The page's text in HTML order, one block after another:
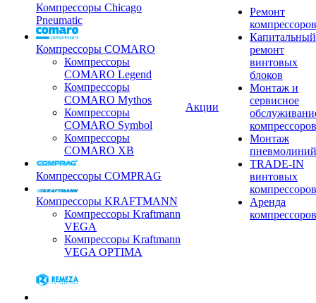
Компрессоры Chicago
Pneumatic
Компрессоры COMARO
Компрессоры
COMARO Legend
Компрессоры
COMARO Mythos
Компрессоры
COMARO Symbol
Компрессоры
COMARO XB
Компрессоры COMPRAG
Компрессоры KRAFTMANN
Компрессоры Kraftmann
VEGA
Компрессоры Kraftmann
VEGA OPTIMA
Акции
Ремонт
компрессоров
Капитальный
ремонт
винтовых
блоков
Монтаж и
сервисное
компрессоров
Монтаж
пневмолиний
TRADE-IN
винтовых
компрессоров
Аренда
компрессоров